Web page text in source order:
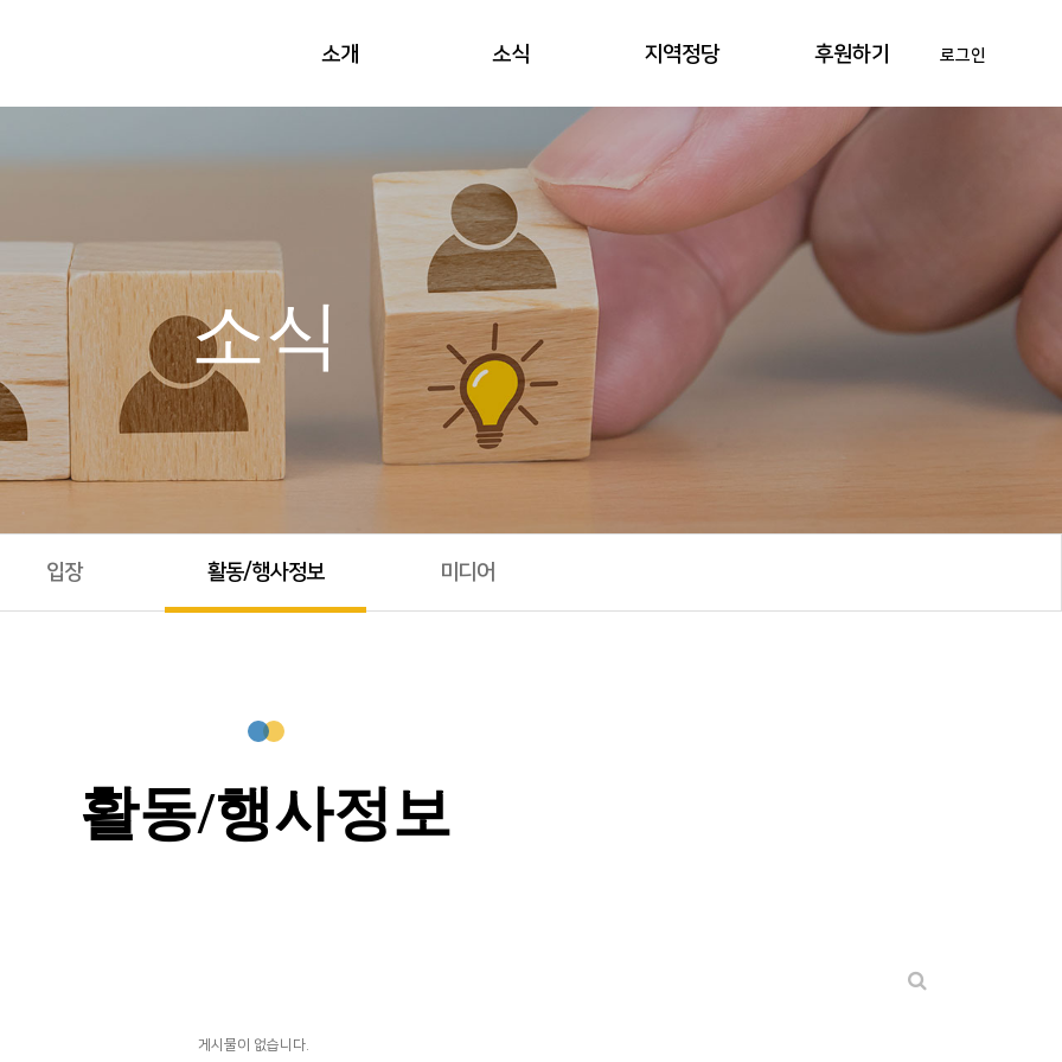
소개 소식 지역정당 후원하기 로그인
소식
입장 활동/행사정보 미디어
활동/행사정보
게시물이 없습니다.